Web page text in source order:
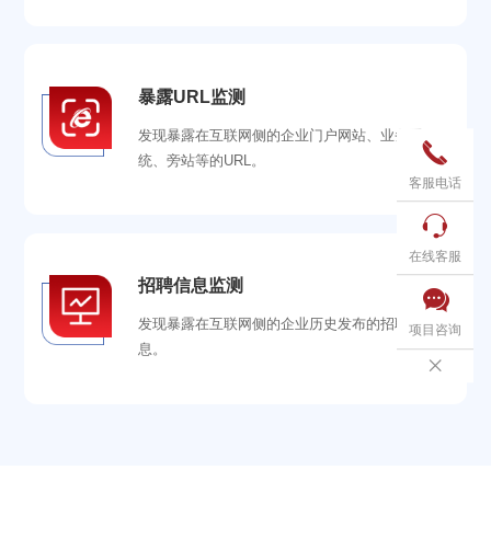
暴露URL监测
发现暴露在互联网侧的企业门户网站、业务系
统、旁站等的URL。
招聘信息监测
发现暴露在互联网侧的企业历史发布的招聘信
息。

客服电话

在线客服

项目咨询
